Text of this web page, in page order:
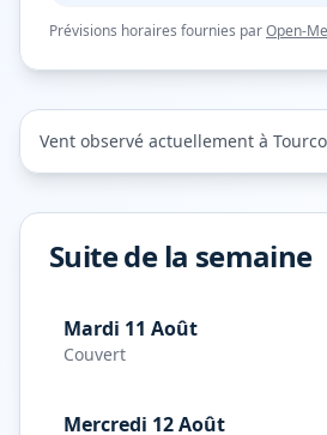
Prévisions horaires fournies parOpen-
Vent observé actuellement à
Suite de la semaine
Mardi 11 Août
Couvert
Mercredi 12 Août